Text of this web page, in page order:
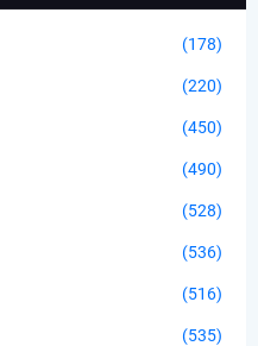
(178)
(220)
(450)
(490)
(528)
(536)
(516)
(535)